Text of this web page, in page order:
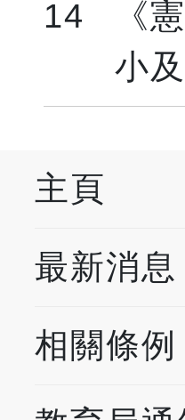
14
《
小
主頁
最新消息
相關條例